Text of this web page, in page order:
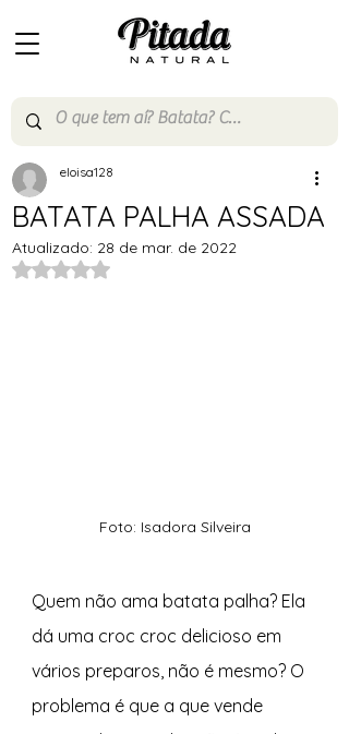
BATATA PALHA ASSADA
eloisa128
Atualizado: 28 de mar. de 2022
Avaliado com NaN de 5 estrelas.
Foto: Isadora Silveira
Quem não ama batata palha? Ela
dá uma croc croc delicioso em
vários preparos, não é mesmo? O
problema é que a que vende